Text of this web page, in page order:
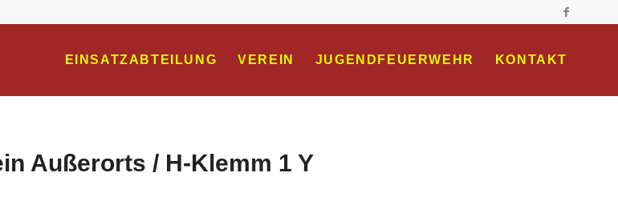
EINSATZABTEILUNG VEREIN JUGENDFEUERWEHR KONTAKT
Außerorts / H-Klemm 1 Y